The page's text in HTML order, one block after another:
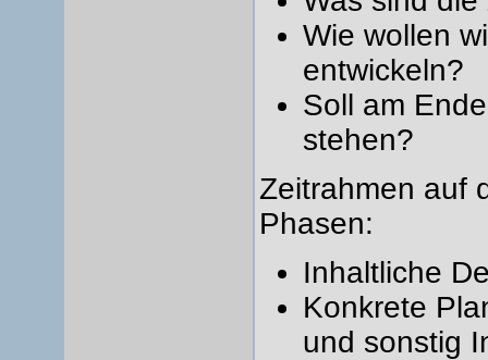
Wie wollen
entwickeln?
Soll am
stehen?
Zeitrahmen auf
Phasen:
Inhaltliche
Konkrete
und sonstig